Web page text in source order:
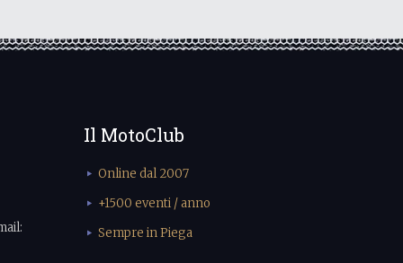
Il MotoClub
Online dal 2007
+1500 eventi / anno
Sempre in Piega